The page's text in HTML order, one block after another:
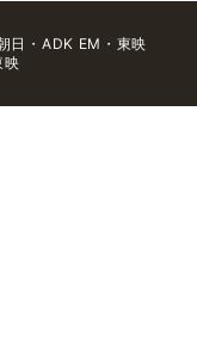
・ADK EM・東映
映